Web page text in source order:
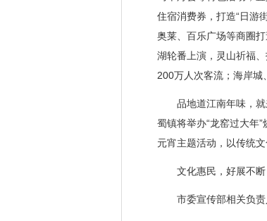
住宿消费券，打造“日游
奥莱、百乐广场等商圈
湖轮番上演，灵山祈福
200万人次客流；海岸城
品地道江南年味，就来
蜀镇将举办“龙窑过大年
元宵主题活动，以传统
文化惠民，好展不断
市委宣传部相关负责人